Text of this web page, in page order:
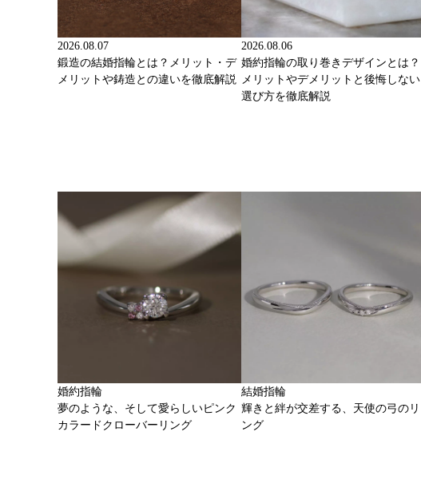
2026.08.07
鍛造の結婚指輪とは？メリット・デ
メリットや鋳造との違いを徹底解説
2026.08.06
婚約指輪の取り巻きデザインとは？
メリットやデメリットと後悔しない
選び方を徹底解説
婚約指輪
夢のような、そして愛らしいピンク
カラードクローバーリング
結婚指輪
輝きと絆が交差する、天使の弓のリ
ング